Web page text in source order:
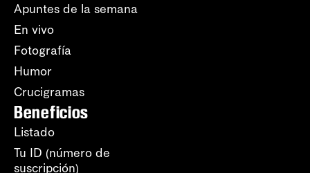
Apuntes de la semana
En vivo
Fotografía
Humor
Crucigramas
Beneficios
Listado
Tu ID (número de
suscripción)